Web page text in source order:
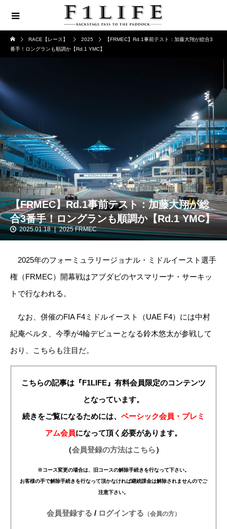
RACE【レース】 2025
【FRMEC】Rd.1事前テスト：加藤大翔が総合3
番手！ロングランも順調か【Rd.1 YMC】
【FRMEC】Rd.1事前テスト：加藤大翔が総
合3番手！ロングランも順調か【Rd.1 YMC】
2025.01.18 2025 FRMEC
2025年のフォーミュラリージョナル・ミドルイースト選手
権（FRMEC）開幕戦はアブダビのヤスマリーナ・サーキッ
トで行なわれる。
なお、併催のFIA F4ミドルイースト（UAE F4）には中村
紀庵ベルタ、今季が4輪デビューとなる鈴木悠太が参戦して
おり、こちらも注目だ。
こちらの記事は『F1LIFE』有料会員限定のコンテンツ
となっています。
続きをご覧になるためには、 ベーシック会員・プレミ
アム会員になって頂く必要があります。
（会員登録の方法はこちら）
※コース変更の場合は、旧コースの解除手続きを行なって下さい。
お客様の手で解除手続きを行なって頂かなければ継続課金は解除されませんのでご
注意下さい。
会員登録する / ログインする （会員の方）